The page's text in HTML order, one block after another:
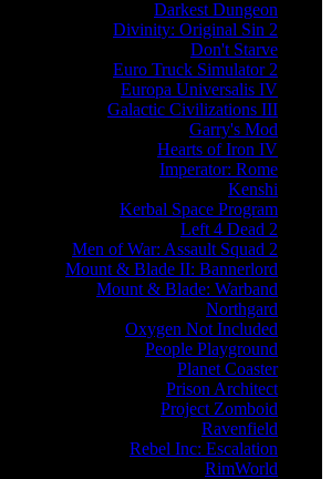
Darkest Dungeon
Divinity: Original Sin 2
Don't Starve
Euro Truck Simulator 2
Europa Universalis IV
Galactic Civilizations III
Garry's Mod
Hearts of Iron IV
Imperator: Rome
Kenshi
Kerbal Space Program
Left 4 Dead 2
Men of War: Assault Squad 2
Mount & Blade II: Bannerlord
Mount & Blade: Warband
Northgard
Oxygen Not Included
People Playground
Planet Coaster
Prison Architect
Project Zomboid
Ravenfield
Rebel Inc: Escalation
RimWorld